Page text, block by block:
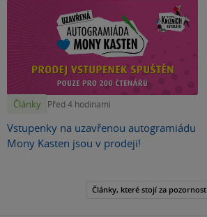
Články Před 4 hodinami
Vstupenky na uzavřenou autogramiádu
Mony Kasten jsou v prodeji!
Články, které stojí za pozornost